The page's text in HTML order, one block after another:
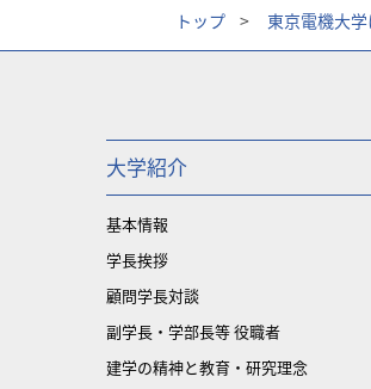
トップ > 東京電機大
大学紹介
基本情報
学長挨拶
顧問学長対談
副学長・学部長等 役職者
建学の精神と教育・研究理念